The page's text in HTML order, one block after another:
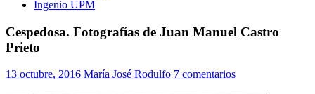
Ingenio UPM
Cespedosa. Fotografías de Juan Manuel Castro
Prieto
13 octubre, 2016 María José Rodulfo 7 comentarios